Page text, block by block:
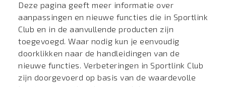
Deze pagina geeft meer informatie over
aanpassingen en nieuwe functies die in Sportlink
Club en in de aanvullende producten zijn
toegevoegd. Waar nodig kun je eenvoudig
doorklikken naar de handleidingen van de
nieuwe functies. Verbeteringen in Sportlink Club
zijn doorgevoerd op basis van de waardevolle